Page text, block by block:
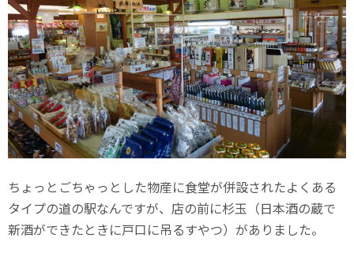
ちょっとごちゃっとした物産に食堂が併設されたよくある
タイプの道の駅なんですが、店の前に杉玉（日本酒の蔵で
新酒ができたときに戸口に吊るすやつ）がありました。